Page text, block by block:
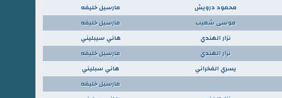
محمود درويش مارسيل خليفه
موسى شعيب مارسيل خليفه
نزار الهندي هاني سيبليني
نزار الهندي مارسيل خليفه
يسري الفخراني هاني سبليني
مارسيل خليفه